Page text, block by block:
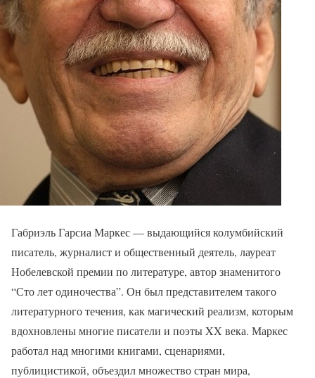
Габриэль Гарсиа Маркес — выдающийся колумбийский
писатель, журналист и общественный деятель, лауреат
Нобелевской премии по литературе, автор знаменитого
“Сто лет одиночества”. Он был представителем такого
литературного течения, как магический реализм, которым
вдохновлены многие писатели и поэты XX века. Маркес
работал над многими книгами, сценариями,
публицистикой, объездил множество стран мира,